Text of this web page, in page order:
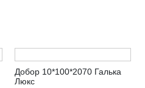
Добор 10*100*2070 Галька
Люкс